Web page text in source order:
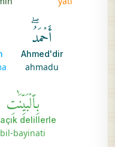
أَحۡمَدُۖ
Ahmed'dir
ahmadu
بِٱلۡبَيِّنَٰتِ
delillerle
bil-bayinati